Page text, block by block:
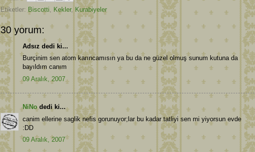
Etiketler: Biscotti Kekler, Kurabiyeler
30 yorum:
Adsız dedi ki...
Burçinim sen atom karıncamısın ya bu da ne güzel olmuş sunum kutuna da
bayıldım canım
09 Aralık, 2007
NiNodedi ki...
canim ellerine saglik nefis gorunuyor;lar bu kadar tatliyi sen mi yiyorsun evde
:DD
09 Aralık, 2007